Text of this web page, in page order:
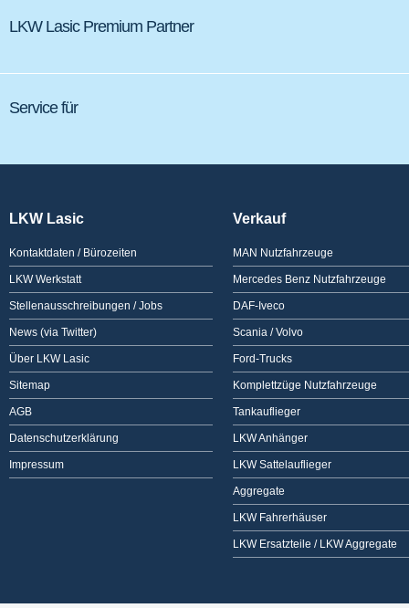
LKW Lasic Premium Partner
Service für
LKW Lasic
Kontaktdaten / Bürozeiten
LKW Werkstatt
Stellenausschreibungen / Jobs
News (via Twitter)
Über LKW Lasic
Sitemap
AGB
Datenschutzerklärung
Impressum
Verkauf
MAN Nutzfahrzeuge
Mercedes Benz Nutzfahrzeuge
DAF-Iveco
Scania / Volvo
Ford-Trucks
Komplettzüge Nutzfahrzeuge
Tankauflieger
LKW Anhänger
LKW Sattelauflieger
Aggregate
LKW Fahrerhäuser
LKW Ersatzteile / LKW Aggregate